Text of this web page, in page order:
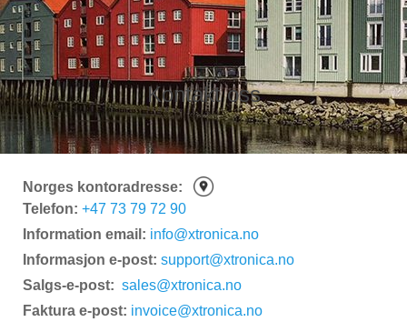
LØSNINGER
NY ENERGI
RESERVEDELER
PRODUCKTER
WORLDWIDE AGENCY
Kontakt OSS
JOBS
Kontakt oss
Norges kontoradresse:
Telefon: +47 73 79 72 90
Information email: info@xtronica.no
Informasjon e-post: support@xtronica.no
Salgs-e-post: sales@xtronica.no
Faktura e-post: invoice@xtronica.no